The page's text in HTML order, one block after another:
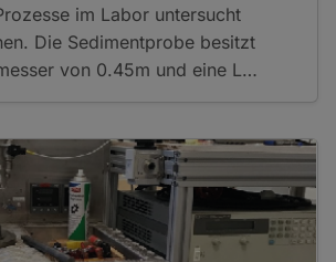
Change
Eigenschaften von
im Labor untersucht
Die Sedimentprobe besitzt
von 0.45m und eine L…